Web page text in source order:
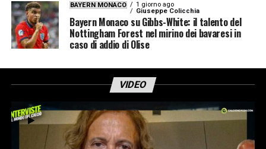
BAYERN MONACO
1 giorno ago
Giuseppe Colicchia
Bayern Monaco su Gibbs-White: il talento del
Nottingham Forest nel mirino dei bavaresi in
caso di addio di Olise
VIDEO